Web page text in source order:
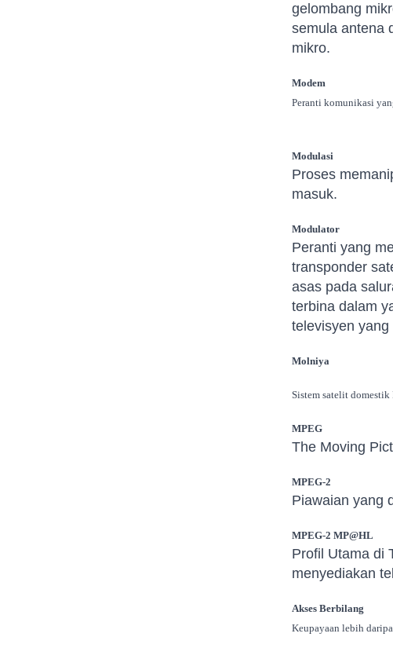
gelombang
semula antena
mikro.
Modem
Peranti komunikasi
Modulasi
Proses
masuk.
Modulator
Peranti yang
transponder
asas pada
terbina dalam
televisyen
Molniya
Sistem satelit
MPEG
The Moving
MPEG-2
Piawaian yang
MPEG-2 MP@HL
Profil Utama di
menyediakan
Akses Berbilang
Keupayaan lebih